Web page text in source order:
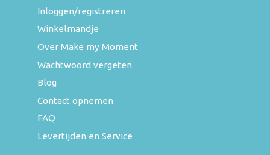
Inloggen/registreren
Winkelmandje
Over Make my Moment
Wachtwoord vergeten
Blog
Contact opnemen
FAQ
Levertijden en Service